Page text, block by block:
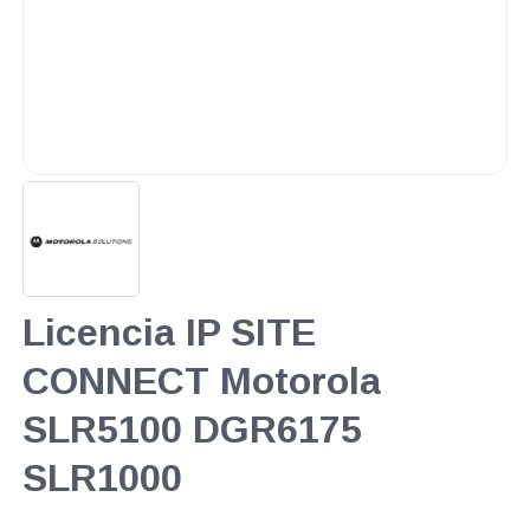
Licencia IP SITE
CONNECT Motorola
SLR5100 DGR6175
SLR1000